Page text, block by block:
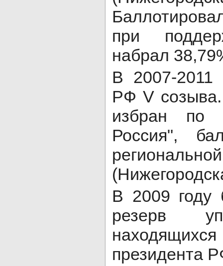
при
набрал
В 2007-2011
РФ V
избран по
Россия",
В 2009 году
резерв
президента